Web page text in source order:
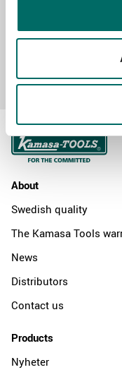
About
Swedish quality
The Kamasa Tools
News
Distributors
Contact us
Products
Nyheter